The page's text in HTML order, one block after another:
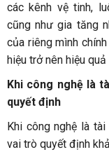
các kênh vệ tinh,
cũng như gia tăng
của riêng mình
hiệu trở nên hiệu
Khi công nghệ là
quyết định
Khi công nghệ là
vai trò quyết định